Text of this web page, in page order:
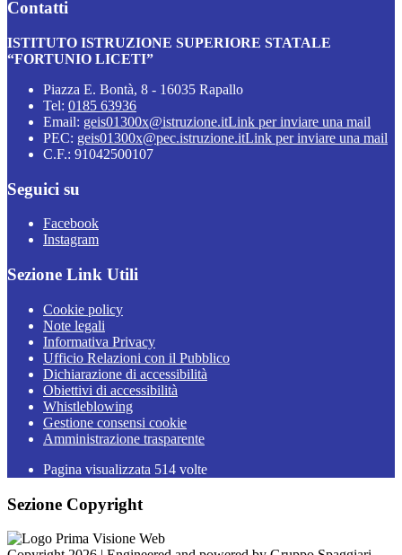
Contatti
ISTITUTO ISTRUZIONE SUPERIORE STATALE
“FORTUNIO LICETI”
Piazza E. Bontà, 8 - 16035 Rapallo
Tel: 0185 63936
Email: geis01300x@istruzione.itLink per inviare una mail
PEC: geis01300x@pec.istruzione.itLink per inviare una mail
C.F.: 91042500107
Seguici su
Facebook
Instagram
Sezione Link Utili
Cookie policy
Note legali
Informativa Privacy
Ufficio Relazioni con il Pubblico
Dichiarazione di accessibilità
Obiettivi di accessibilità
Whistleblowing
Gestione consensi cookie
Amministrazione trasparente
Pagina visualizzata 514 volte
Sezione Copyright